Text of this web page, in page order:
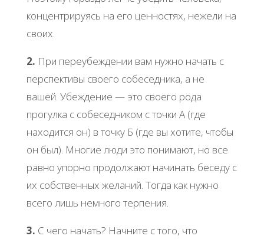
концентрируясь на его ценностях, нежели на
своих.
2. При переубеждении вам нужно начать с
перспективы своего собеседника, а не
вашей. Убеждение — это своего рода
прогулка с собеседником с точки А (где
находится он) в точку Б (где вы хотите, чтобы
он был). Многие люди это понимают, но все
равно упорно продолжают начинать беседу с
их собственных желаний. Тогда как нужно
всего лишь немного терпения.
3. С чего начать? Начните с того, что